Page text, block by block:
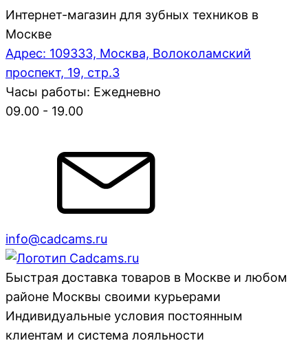
Интернет-магазин для зубных техников в
Москве
Адрес: 109333, Москва, Волоколамский
проспект, 19, стр.3
Часы работы: Ежедневно
09.00 - 19.00
info@cadcams.ru
Быстрая доставка товаров в Москве и любом
районе Москвы своими курьерами
Индивидуальные условия постоянным
клиентам и система лояльности